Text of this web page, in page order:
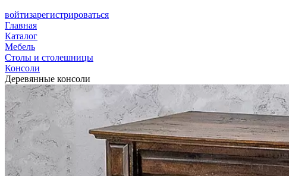
войтизарегистрироваться
Главная
Каталог
Мебель
Столы и столешницы
Консоли
Деревянные консоли